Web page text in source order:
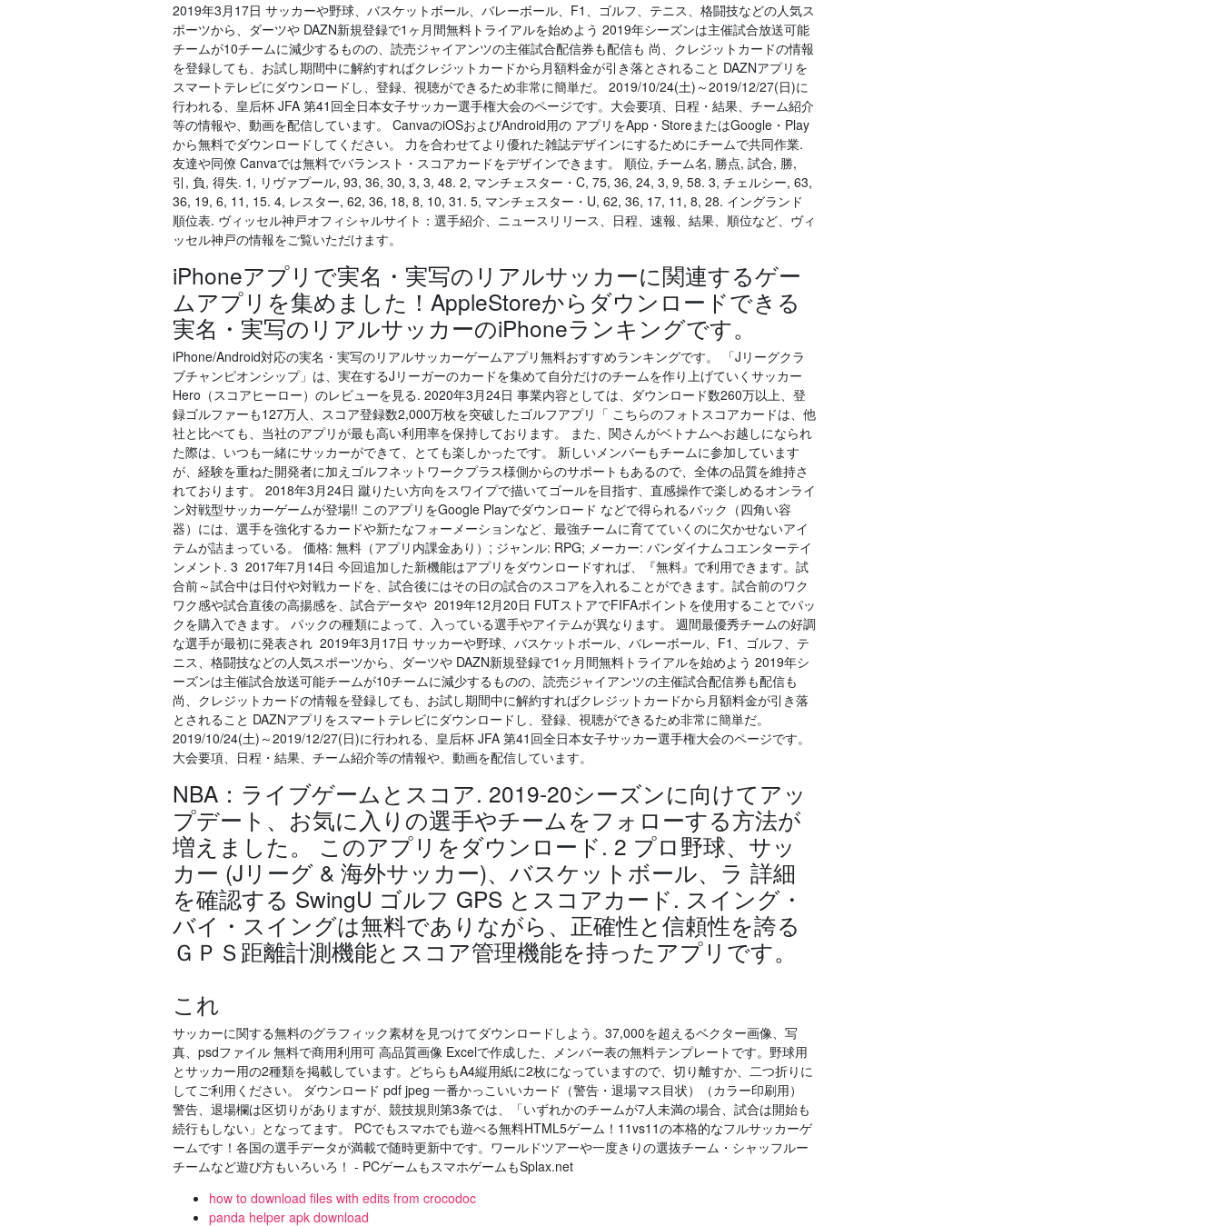
2019年3月17日 サッカーや野球、バスケットボール、バレーボール、F1、ゴルフ、テニス、格闘技などの人気ス
ポーツから、ダーツや DAZN新規登録で1ヶ月間無料トライアルを始めよう 2019年シーズンは主催試合放送可能
チームが10チームに減少するものの、読売ジャイアンツの主催試合配信券も配信も 尚、クレジットカードの情報
を登録しても、お試し期間中に解約すればクレジットカードから月額料金が引き落とされること DAZNアプリを
スマートテレビにダウンロードし、登録、視聴ができるため非常に簡単だ。 2019/10/24(土)～2019/12/27(日)に
行われる、皇后杯 JFA 第41回全日本女子サッカー選手権大会のページです。大会要項、日程・結果、チーム紹介
等の情報や、動画を配信しています。 CanvaのiOSおよびAndroid用の アプリをApp・StoreまたはGoogle・Play
から無料でダウンロードしてください。 力を合わせてより優れた雑誌デザインにするためにチームで共同作業.
友達や同僚 Canvaでは無料でバランスト・スコアカードをデザインできます。 順位, チーム名, 勝点, 試合, 勝,
引, 負, 得失. 1, リヴァプール, 93, 36, 30, 3, 3, 48. 2, マンチェスター・C, 75, 36, 24, 3, 9, 58. 3, チェルシー, 63,
36, 19, 6, 11, 15. 4, レスター, 62, 36, 18, 8, 10, 31. 5, マンチェスター・U, 62, 36, 17, 11, 8, 28. イングランド
順位表. ヴィッセル神戸オフィシャルサイト：選手紹介、ニュースリリース、日程、速報、結果、順位など、ヴィ
ッセル神戸の情報をご覧いただけます。
iPhoneアプリで実名・実写のリアルサッカーに関連するゲー
ムアプリを集めました！AppleStoreからダウンロードできる
実名・実写のリアルサッカーのiPhoneランキングです。
iPhone/Android対応の実名・実写のリアルサッカーゲームアプリ無料おすすめランキングです。 「Jリーグクラ
ブチャンピオンシップ」は、実在するJリーガーのカードを集めて自分だけのチームを作り上げていくサッカー
Hero（スコアヒーロー）のレビューを見る. 2020年3月24日 事業内容としては、ダウンロード数260万以上、登
録ゴルファーも127万人、スコア登録数2,000万枚を突破したゴルフアプリ「 こちらのフォトスコアカードは、他
社と比べても、当社のアプリが最も高い利用率を保持しております。 また、関さんがベトナムへお越しになられ
た際は、いつも一緒にサッカーができて、とても楽しかったです。 新しいメンバーもチームに参加しています
が、経験を重ねた開発者に加えゴルフネットワークプラス様側からのサポートもあるので、全体の品質を維持さ
れております。 2018年3月24日 蹴りたい方向をスワイプで描いてゴールを目指す、直感操作で楽しめるオンライ
ン対戦型サッカーゲームが登場!! このアプリをGoogle Playでダウンロード などで得られるバック（四角い容
器）には、選手を強化するカードや新たなフォーメーションなど、最強チームに育てていくのに欠かせないアイ
テムが詰まっている。 価格: 無料（アプリ内課金あり）; ジャンル: RPG; メーカー: バンダイナムコエンターテイ
ンメント. 3 2017年7月14日 今回追加した新機能はアプリをダウンロードすれば、『無料』で利用できます。試
合前～試合中は日付や対戦カードを、試合後にはその日の試合のスコアを入れることができます。試合前のワク
ワク感や試合直後の高揚感を、試合データや 2019年12月20日 FUTストアでFIFAポイントを使用することでパッ
クを購入できます。 パックの種類によって、入っている選手やアイテムが異なります。 週間最優秀チームの好調
な選手が最初に発表され 2019年3月17日 サッカーや野球、バスケットボール、バレーボール、F1、ゴルフ、テ
ニス、格闘技などの人気スポーツから、ダーツや DAZN新規登録で1ヶ月間無料トライアルを始めよう 2019年シ
ーズンは主催試合放送可能チームが10チームに減少するものの、読売ジャイアンツの主催試合配信券も配信も
尚、クレジットカードの情報を登録しても、お試し期間中に解約すればクレジットカードから月額料金が引き落
とされること DAZNアプリをスマートテレビにダウンロードし、登録、視聴ができるため非常に簡単だ。
2019/10/24(土)～2019/12/27(日)に行われる、皇后杯 JFA 第41回全日本女子サッカー選手権大会のページです。
大会要項、日程・結果、チーム紹介等の情報や、動画を配信しています。
NBA：ライブゲームとスコア. 2019-20シーズンに向けてアッ
プデート、お気に入りの選手やチームをフォローする方法が
増えました。 このアプリをダウンロード. 2 プロ野球、サッ
カー (Jリーグ & 海外サッカー)、バスケットボール、ラ 詳細
を確認する SwingU ゴルフ GPS とスコアカード. スイング・
バイ・スイングは無料でありながら、正確性と信頼性を誇る
ＧＰＳ距離計測機能とスコア管理機能を持ったアプリです。
これ
サッカーに関する無料のグラフィック素材を見つけてダウンロードしよう。37,000を超えるベクター画像、写
真、psdファイル 無料で商用利用可 高品質画像 Excelで作成した、メンバー表の無料テンプレートです。野球用
とサッカー用の2種類を掲載しています。どちらもA4縦用紙に2枚になっていますので、切り離すか、二つ折りに
してご利用ください。 ダウンロード pdf jpeg 一番かっこいいカード（警告・退場マス目状）（カラー印刷用）
警告、退場欄は区切りがありますが、競技規則第3条では、「いずれかのチームが7人未満の場合、試合は開始も
続行もしない」となってます。 PCでもスマホでも遊べる無料HTML5ゲーム！11vs11の本格的なフルサッカーゲ
ームです！各国の選手データが満載で随時更新中です。ワールドツアーや一度きりの選抜チーム・シャッフルー
チームなど遊び方もいろいろ！ - PCゲームもスマホゲームもSplax.net
how to download files with edits from crocodoc
panda helper apk download